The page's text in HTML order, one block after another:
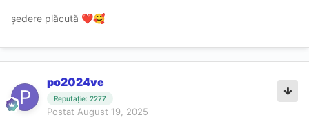
ședere plăcută ❤️🥰
po2024ve
Reputație: 2277
Postat August 19, 2025